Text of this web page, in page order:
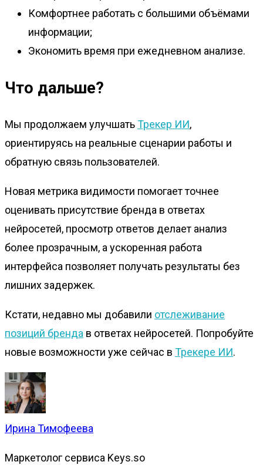
Комфортнее работать с большими объёмами
информации;
Экономить время при ежедневном анализе.
Что дальше?
Мы продолжаем улучшатьТрекер ИИ,
ориентируясь на реальные сценарии работы и
обратную связь пользователей.
Новая метрика видимости помогает точнее
оценивать присутствие бренда в ответах
нейросетей, просмотр ответов делает анализ
более прозрачным, а ускоренная работа
интерфейса позволяет получать результаты без
лишних задержек.
Кстати, недавно мы добавили отслеживание
позиций бренда в ответах нейросетей. Попробуйте
новые возможности уже сейчас в Трекере ИИ.
Ирина Тимофеева
Маркетолог сервиса Keys.so